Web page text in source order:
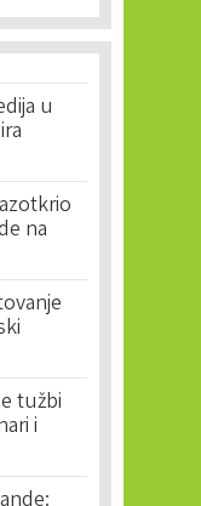
u
na
tužbi
i